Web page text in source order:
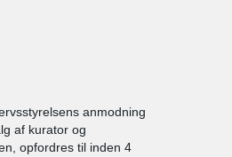
anmodning
af kurator og
opfordres til inden 4